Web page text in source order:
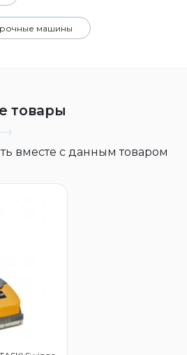
машины
товары
вместе с данным товаром